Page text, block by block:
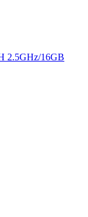
2.5GHz/16GB